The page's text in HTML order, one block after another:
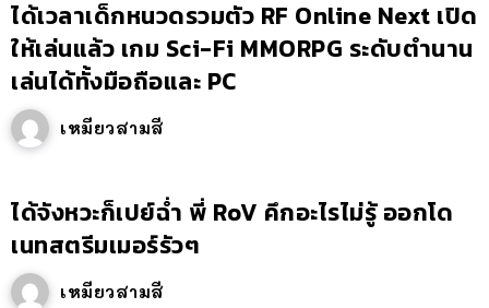
ได้เวลาเด็กหนวดรวมตัว RF Online Next เปิด
ให้เล่นแล้ว เกม Sci-Fi MMORPG ระดับตำนาน
เล่นได้ทั้งมือถือและ PC
เหมียวสามสี
ได้จังหวะก็เปย์ฉ่ำ พี่ RoV คึกอะไรไม่รู้ ออกโด
เนทสตรีมเมอร์รัวๆ
เหมียวสามสี